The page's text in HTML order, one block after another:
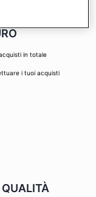
in totale
i tuoi acquisti